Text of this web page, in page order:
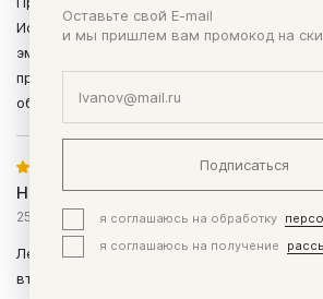
Использую устром как завершающий этап
эмульсии. Кожа не жирнится в течении
превосходная, расход минимален. На
обогащенный крем с более протной
Наталья Т.
25.11.2024
Легкий, кожа после него бархатная и
второй.
Оставьте свой E-mail
и мы пришлем вам промокод на
Подписаться
я соглашаюсь на обработку
я соглашаюсь на получение